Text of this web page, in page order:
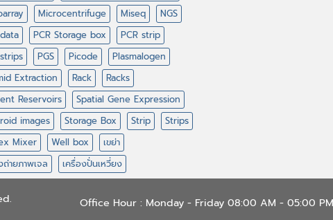
Microcentrifuge Miseq
NGS
PCR Storage box
PCR strip
PGS Picode
Plasmalogen
Extraction
Rack
Racks
Reservoirs
Spatial Gene Expression
images
Storage Box Strip
Strips
Mixer
Well box
เขย่า
ถ่ายภาพเจล
เครื่องปั่นเหวี่ยง
Office Hour : Monday - Friday 08:00 AM - 05:00 PM